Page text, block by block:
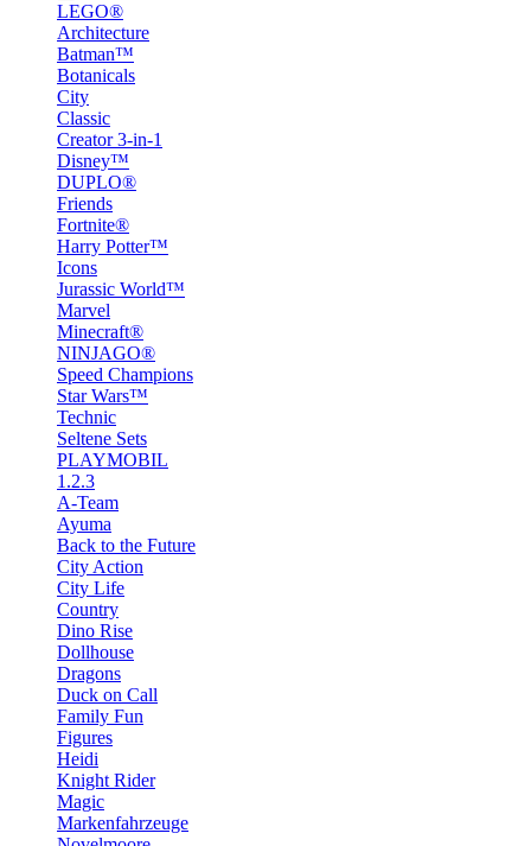
LEGO®
Architecture
Batman™
Botanicals
City
Classic
Creator 3-in-1
Disney™
DUPLO®
Friends
Fortnite®
Harry Potter™
Icons
Jurassic World™
Marvel
Minecraft®
NINJAGO®
Speed Champions
Star Wars™
Technic
Seltene Sets
PLAYMOBIL
1.2.3
A-Team
Ayuma
Back to the Future
City Action
City Life
Country
Dino Rise
Dollhouse
Dragons
Duck on Call
Family Fun
Figures
Heidi
Knight Rider
Magic
Markenfahrzeuge